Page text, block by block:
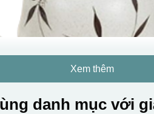
Xem thêm
danh mục với